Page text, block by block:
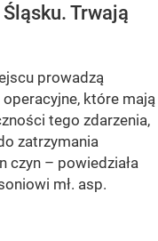
Trwają
prowadzą
które mają
tego zdarzenia,
zatrzymania
czyn – powiedziała
mł. asp.